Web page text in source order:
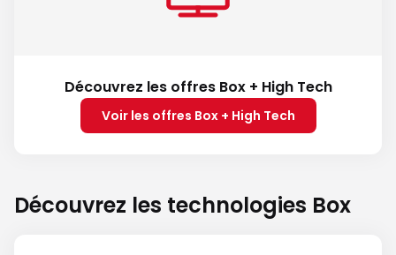
Découvrez les offres Box + High Tech
Voir les offres Box + High Tech
Découvrez les technologies Box